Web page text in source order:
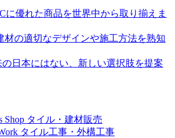
に優れた商品を世界中から取り揃えま
材の適切なデザインや施工方法を熟知
の日本にはない、新しい選択肢を提案
Shop タイル・建材販売
タイル工事・外構工事